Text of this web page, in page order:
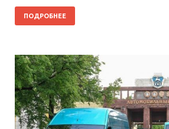
ПОДРОБНЕЕ